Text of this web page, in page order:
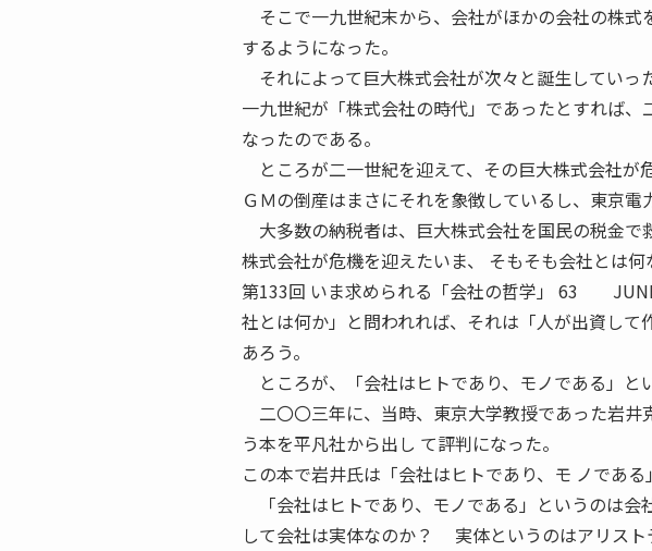
そこで一九世紀末から、会社がほかの会社の株
するようになった。
それによって巨大株式会社が次々と誕生していっ
一九世紀が「株式会社の時代」であったとすれば
なったのである。
ところが二一世紀を迎えて、その巨大株式会社が
ＧＭの倒産はまさにそれを象徴しているし、東京電
大多数の納税者は、巨大株式会社を国民の税金で
株式会社が危機を迎えたいま、 そもそも会社とは
第133回 いま求められる「会社の哲学」
社とは何か」と問われれば、それは「人が出資し
あろう。
ところが、「会社はヒトであり、モノである」と
二〇〇三年に、当時、東京大学教授であった岩
う本を平凡社から出し て評判になった。
この本で岩井氏は「会社はヒトであり、モ ノである
「会社はヒトであり、モノである」というのは
して会社は実体なのか？ 実体というのはアリスト